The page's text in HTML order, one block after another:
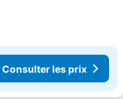
Consulter les prix